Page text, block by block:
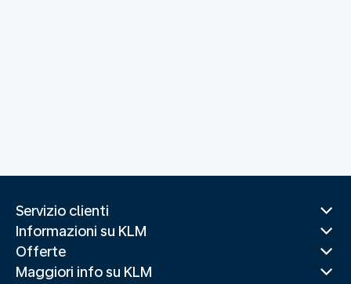
Servizio clienti
Informazioni su KLM
Offerte
Maggiori info su KLM